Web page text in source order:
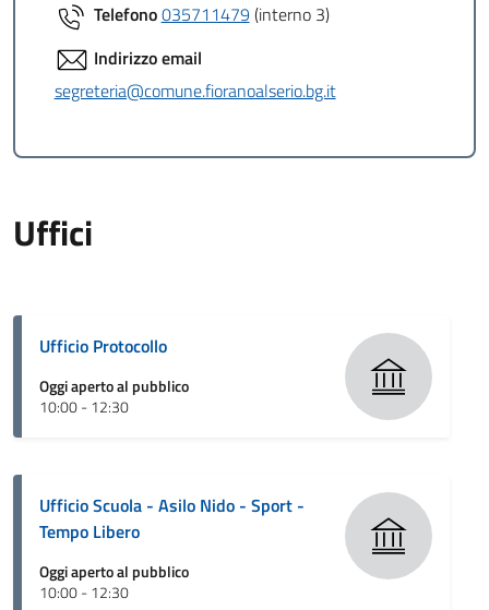
Telefono035711479 (interno 3)
Indirizzo email
segreteria@comune.fioranoalserio.bg.it
Uffici
Ufficio Protocollo
Oggi aperto al pubblico
10:00 - 12:30
Ufficio Scuola - Asilo Nido - Sport -
Tempo Libero
Oggi aperto al pubblico
10:00 - 12:30